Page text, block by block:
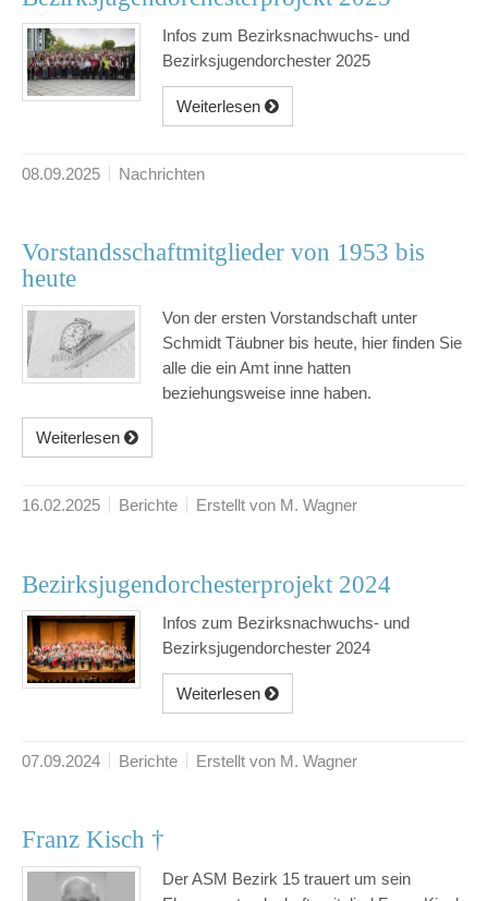
Infos zum Bezirksnachwuchs- und
Bezirksjugendorchester 2025
Weiterlesen
08.09.2025 Nachrichten
Vorstandsschaftmitglieder von 1953 bis
heute
Von der ersten Vorstandschaft unter
Schmidt Täubner bis heute, hier finden Sie
alle die ein Amt inne hatten
beziehungsweise inne haben.
Weiterlesen
16.02.2025 Berichte Erstellt von M. Wagner
Bezirksjugendorchesterprojekt 2024
Infos zum Bezirksnachwuchs- und
Bezirksjugendorchester 2024
Weiterlesen
07.09.2024 Berichte Erstellt von M. Wagner
Franz Kisch †
Der ASM Bezirk 15 trauert um sein